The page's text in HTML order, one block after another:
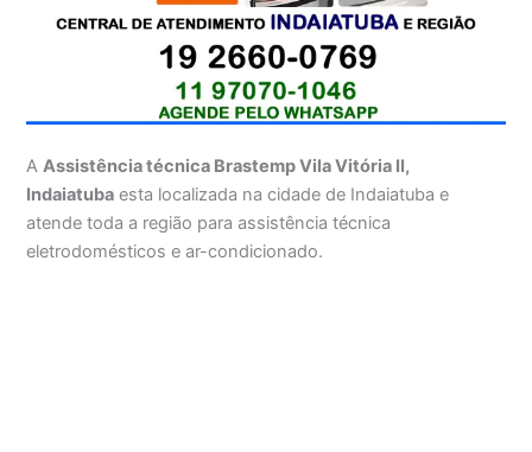
AAssistência técnica Brastemp Vila Vitória II,
Indaiatuba esta localizada na cidade de Indaiatuba e
atende toda a região para assistência técnica
eletrodomésticos e ar-condicionado.